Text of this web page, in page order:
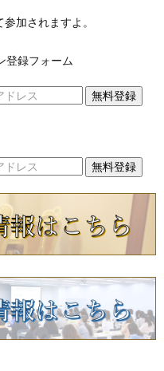
加されますよ。